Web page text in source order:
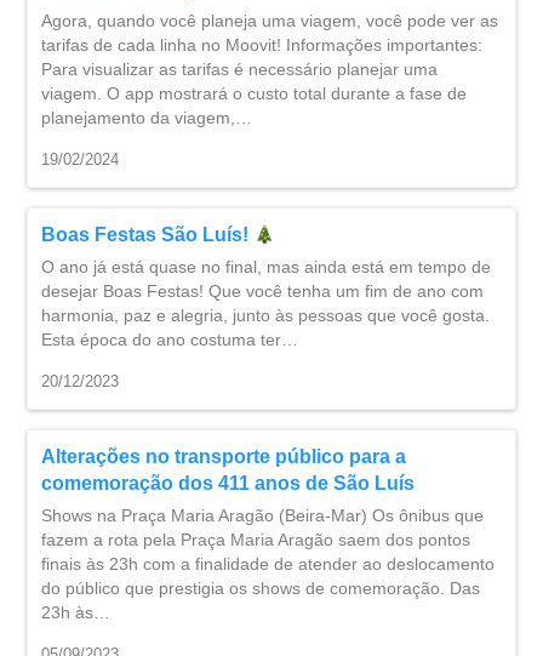
Agora, quando você planeja uma viagem, você pode ver as
tarifas de cada linha no Moovit! Informações importantes:
Para visualizar as tarifas é necessário planejar uma
viagem. O app mostrará o custo total durante a fase de
planejamento da viagem,…
19/02/2024
Boas Festas São Luís!
O ano já está quase no final, mas ainda está em tempo de
desejar Boas Festas! Que você tenha um fim de ano com
harmonia, paz e alegria, junto às pessoas que você gosta.
Esta época do ano costuma ter…
20/12/2023
Alterações no transporte público para a
comemoração dos 411 anos de São Luís
Shows na Praça Maria Aragão (Beira-Mar) Os ônibus que
fazem a rota pela Praça Maria Aragão saem dos pontos
finais às 23h com a finalidade de atender ao deslocamento
do público que prestigia os shows de comemoração. Das
23h às…